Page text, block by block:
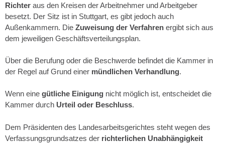
Richter aus den Kreisen der Arbeitnehmer und Arbeitgeber
besetzt. Der Sitz ist in Stuttgart, es gibt jedoch auch
Außenkammern. Die Zuweisung der Verfahren ergibt sich aus
dem jeweiligen Geschäftsverteilungsplan.
Über die Berufung oder die Beschwerde befindet die Kammer in
der Regel auf Grund einer mündlichen Verhandlung.
Wenn eine gütliche Einigung nicht möglich ist, entscheidet die
Kammer durch Urteil oder Beschluss.
Dem Präsidenten des Landesarbeitsgerichtes steht wegen des
Verfassungsgrundsatzes der richterlichen Unabhängigkeit